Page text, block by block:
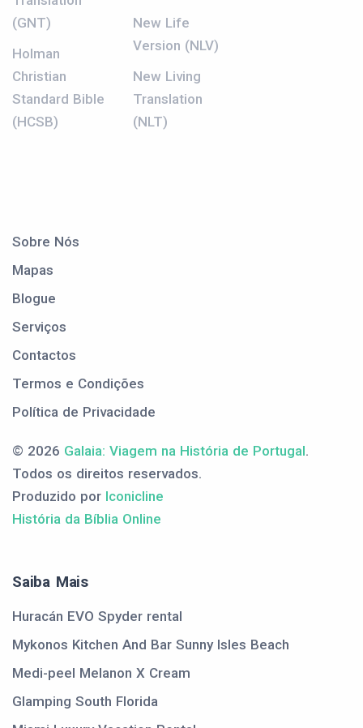
(GNT)
Holman
Christian
Standard Bible
(HCSB)
New Life
Version (NLV)
New Living
Translation
(NLT)
Sobre Nós
Mapas
Blogue
Serviços
Contactos
Termos e Condições
Política de Privacidade
© 2026 Galaia: Viagem na História de Portugal.
Todos os direitos reservados.
Produzido por Iconicline
História da Bíblia Online
Saiba Mais
Huracán EVO Spyder rental
Mykonos Kitchen And Bar Sunny Isles Beach
Medi-peel Melanon X Cream
Glamping South Florida